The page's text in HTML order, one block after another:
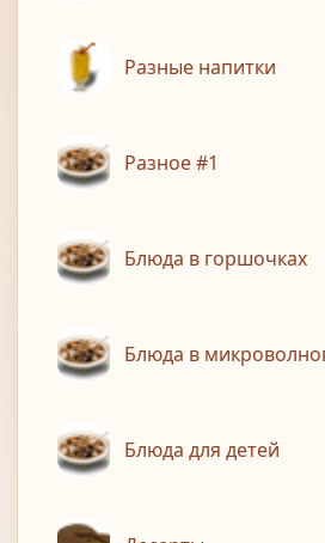
Разные напитки
Разное #1
Блюда в горшочках
Блюда в
Блюда для детей